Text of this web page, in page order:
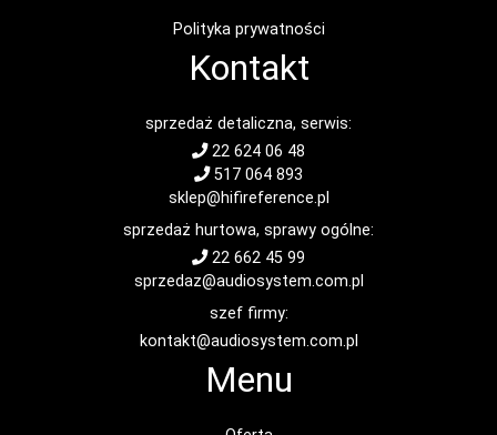
Polityka prywatności
Kontakt
sprzedaż detaliczna, serwis:
22 624 06 48
517 064 893
sklep@hifireference.pl
sprzedaż hurtowa, sprawy ogólne:
22 662 45 99
sprzedaz@audiosystem.com.pl
szef firmy:
kontakt@audiosystem.com.pl
Menu